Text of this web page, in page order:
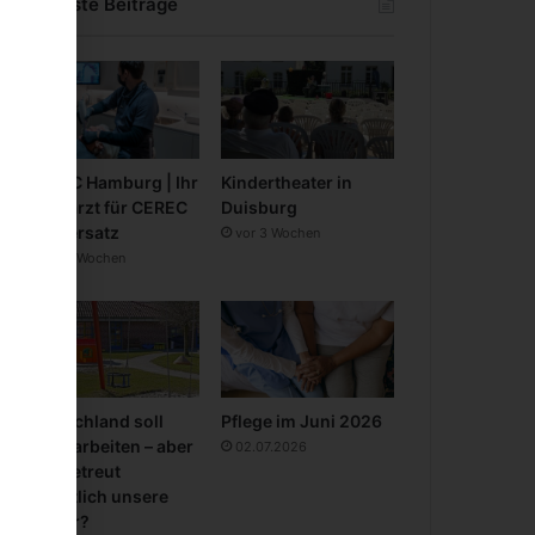
CEREC Hamburg | Ihr
Zahnarzt für CEREC
Zahnersatz
vor 3 Wochen
Kindertheater in
Duisburg
vor 3 Wochen
Deutschland soll
mehr arbeiten – aber
wer betreut
eigentlich unsere
Kinder?
Pflege im Juni 2026
02.07.2026